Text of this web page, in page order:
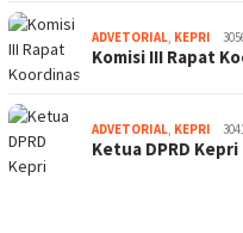
ADVETORIAL, KEPRI
Komisi III Rapat
ADVETORIAL, KEPRI
Ketua DPRD